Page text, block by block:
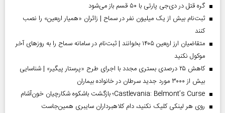
گره قتل در دی‌جی پارتی با ۵۰ قسم باز می‌شود
ثبت‌نام بیش از یک میلیون نفر در سماح | زائران «همیار اربعین» را نصب
کنند
متقاضیان ارز اربعین ۱۴۰۵ بخوانند | ثبت‌نام در سامانه سماح را به روز‌های آخر
موکول نکنید
کاهش ۲۵ درصدی بستری مجدد با اجرای طرح «پرستار پیگیر» | شناسایی
بیش از ۳۰۰۰ مورد جدید سرطان در خانواده بیماران
Castlevania: Belmont’s Curse؛ بازگشت باشکوه شکارچیان خون‌آشام
روی هر لینکی کلیک نکنید، دام کلاهبرداران سایبری همین‌جاست